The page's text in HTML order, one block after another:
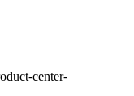
center-